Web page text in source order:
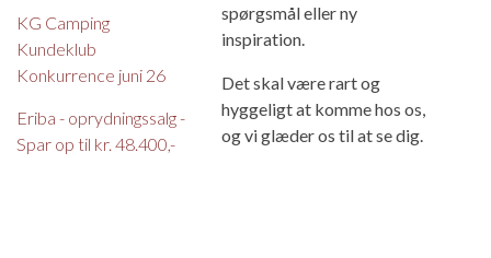
KG Camping
Kundeklub
Konkurrence juni 26
Eriba - oprydningssalg -
Spar op til kr. 48.400,-
spørgsmål eller ny
inspiration.
Det skal være rart og
hyggeligt at komme hos os,
og vi glæder os til at se dig.